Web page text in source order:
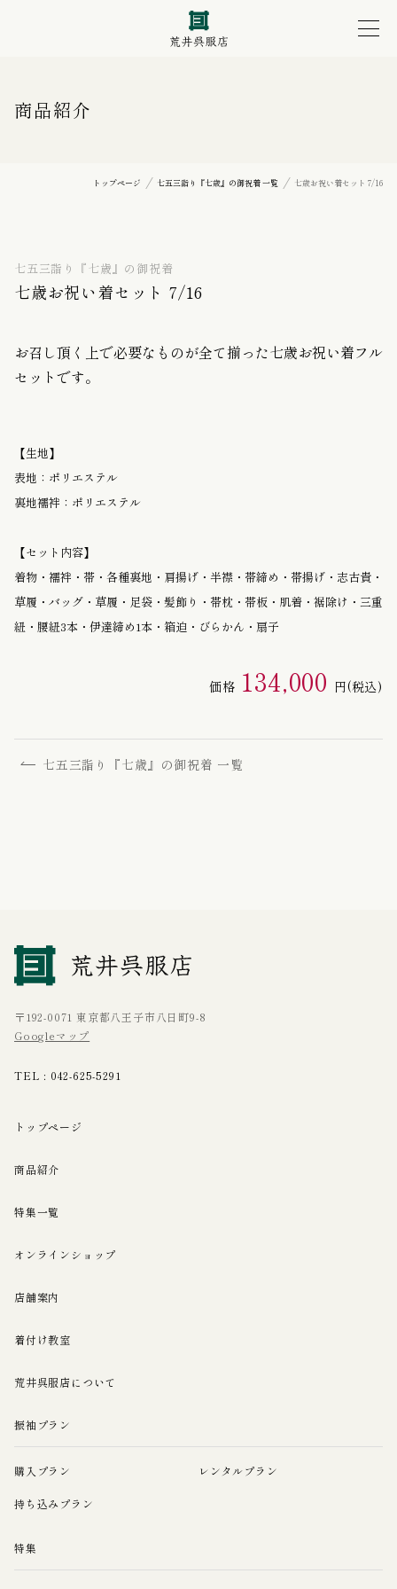
商品紹介
トップページ 七五三詣り『七歳』の御祝着 一覧 七歳お祝い着セット 7/16
七五三詣り『七歳』の御祝着
七歳お祝い着セット 7/16
お召し頂く上で必要なものが全て揃った七歳お祝い着フル
セットです。
【生地】
表地：ポリエステル
裏地襦袢：ポリエステル
【セット内容】
着物・襦袢・帯・各種裏地・肩揚げ・半襟・帯締め・帯揚げ・志古貴・
草履・バッグ・草履・足袋・髪飾り・帯枕・帯板・肌着・裾除け・三重
紐・腰紐3本・伊達締め1本・箱迫・びらかん・扇子
価格 134,000 円(税込)
七五三詣り『七歳』の御祝着 一覧
〒192-0071 東京都八王子市八日町9-8
Googleマップ
TEL : 042-625-5291
トップページ
商品紹介
特集一覧
オンラインショップ
店舗案内
着付け教室
荒井呉服店について
振袖プラン
購入プラン レンタルプラン
持ち込みプラン
特集